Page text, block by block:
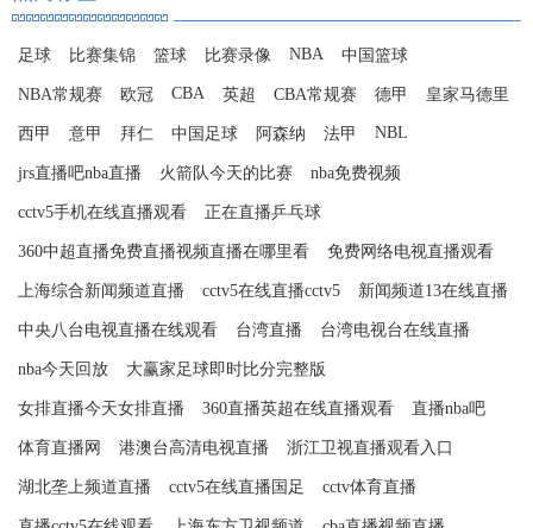
足球 比赛集锦 篮球 比赛录像 NBA 中国篮球
NBA常规赛 欧冠 CBA 英超 CBA常规赛 德甲 皇家马德里
西甲 意甲 拜仁 中国足球 阿森纳 法甲 NBL
jrs直播吧nba直播 火箭队今天的比赛 nba免费视频
cctv5手机在线直播观看 正在直播乒乓球
360中超直播免费直播视频直播在哪里看 免费网络电视直播观看
上海综合新闻频道直播 cctv5在线直播cctv5 新闻频道13在线直播
中央八台电视直播在线观看 台湾直播 台湾电视台在线直播
nba今天回放 大赢家足球即时比分完整版
女排直播今天女排直播 360直播英超在线直播观看 直播nba吧
体育直播网 港澳台高清电视直播 浙江卫视直播观看入口
湖北垄上频道直播 cctv5在线直播国足 cctv体育直播